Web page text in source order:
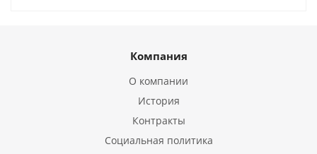
Компания
О компании
История
Контракты
Социальная политика